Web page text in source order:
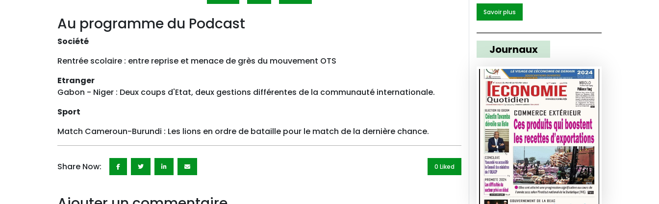
Au programme du Podcast
Société
Rentrée scolaire : entre reprise et menace de grès du mouvement OTS
Etranger
Gabon - Niger : Deux coups d'Etat, deux gestions différentes de la communauté internationale.
Sport
Match Cameroun-Burundi : Les lions en ordre de bataille pour le match de la dernière chance.
Share Now: 0 Liked
Savoir plus
Journaux